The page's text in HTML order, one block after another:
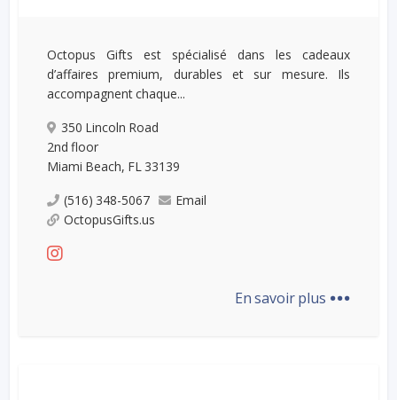
Octopus Gifts est spécialisé dans les cadeaux
d’affaires premium, durables et sur mesure. Ils
accompagnent chaque...
350 Lincoln Road
2nd floor
Miami Beach, FL 33139
(516) 348-5067
Email
OctopusGifts.us
En savoir plus ...